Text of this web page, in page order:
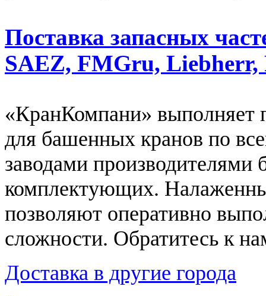
Поставка запасных
SAEZ, FMGru, Liebherr,
«КранКомпани» выполняет
для башенных кранов по
заводами
комплектующих.
позволяют оперативно
сложности. Обратитесь к
Доставка в другие города